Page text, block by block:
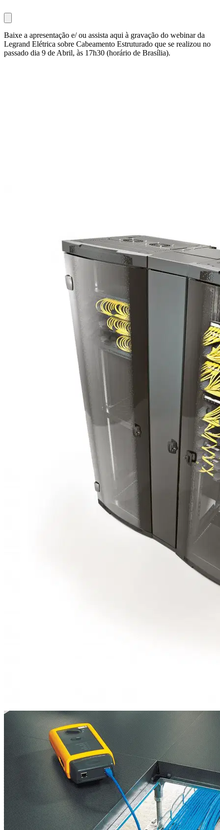
Baixe a apresentação e/ ou assista aqui à gravação do webinar da
Legrand Elétrica sobre Cabeamento Estruturado que se realizou no
passado dia 9 de Abril, às 17h30 (horário de Brasília).